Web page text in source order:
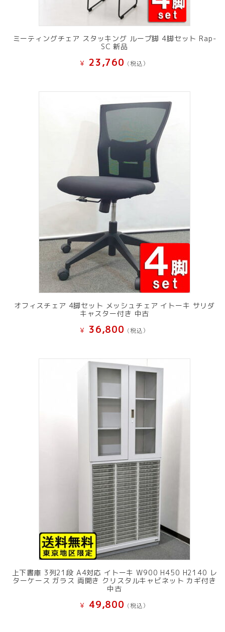
ミーティングチェア スタッキング ループ脚 4脚セット Rap-
SC 新品
¥ 23,760 (税込）
オフィスチェア 4脚セット メッシュチェア イトーキ サリダ
キャスター付き 中古
¥ 36,800 (税込）
上下書庫 3列21段 A4対応 イトーキ W900 H450 H2140 レ
ターケース ガラス 両開き クリスタルキャビネット カギ付き
中古
¥ 49,800 (税込）